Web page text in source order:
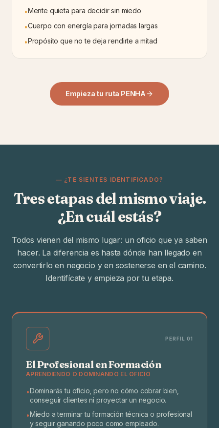
•Mente quieta para decidir sin miedo
•Cuerpo con energía para jornadas largas
•Propósito que no te deja rendirte a mitad
Empieza tu ruta PENHA
— ¿TE SIENTES IDENTIFICADO?
Tres etapas del mismo viaje.
¿En cuál estás?
Todos vienen del mismo lugar: un oficio que ya saben
hacer. La diferencia es hasta dónde han llegado en
convertirlo en negocio y en sostenerse en el camino.
Identifícate y empieza por tu etapa.
PERFIL 01
El Profesional en Formación
APRENDIENDO O DOMINANDO EL OFICIO
•Dominarás tu oficio, pero no cómo cobrar bien,
conseguir clientes ni proyectar un negocio.
•Miedo a terminar tu formación técnica o profesional
y seguir ganando poco como empleado.